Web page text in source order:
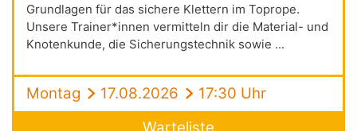
Grundlagen für das sichere Klettern im Toprope.
Unsere Trainer*innen vermitteln dir die Material- und
Knotenkunde, die Sicherungstechnik sowie ...
Montag 17.08.2026
17:30 Uhr